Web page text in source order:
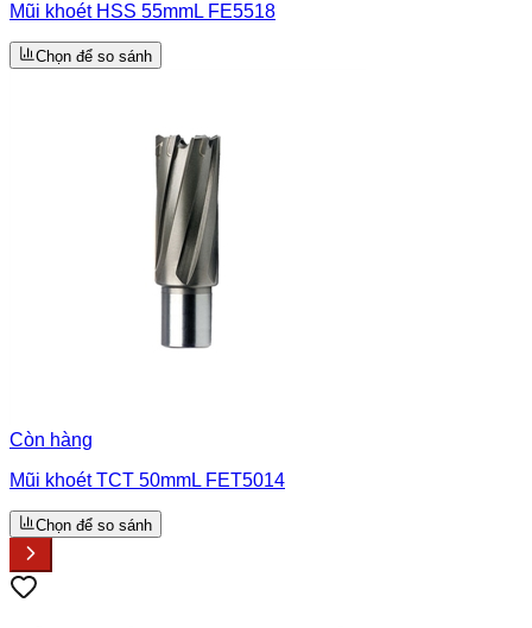
Mũi khoét HSS 55mmL FE5518
Chọn để so sánh
Còn hàng
Mũi khoét TCT 50mmL FET5014
Chọn để so sánh